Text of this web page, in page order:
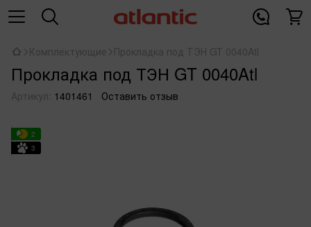
Комплектующие Прокладка под ТЭН GT 0040Atl
Прокладка под ТЭН GT 0040Atl
Артикул: 1401461 Оставить отзыв
2
3